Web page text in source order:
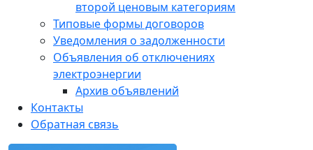
второй ценовым категориям
Типовые формы договоров
Уведомления о задолженности
Объявления об отключениях
электроэнергии
Архив объявлений
Контакты
Обратная связь